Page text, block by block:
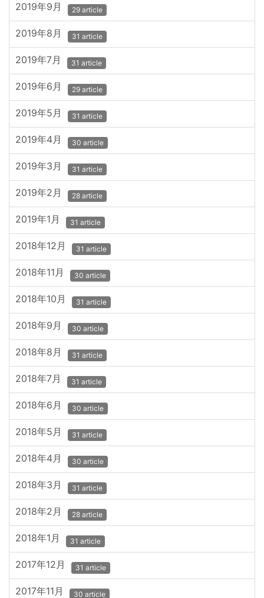
2019年9月 29 article
2019年8月 31 article
2019年7月 31 article
2019年6月 29 article
2019年5月 31 article
2019年4月 30 article
2019年3月 31 article
2019年2月 28 article
2019年1月 31 article
2018年12月 31 article
2018年11月 30 article
2018年10月 31 article
2018年9月 30 article
2018年8月 31 article
2018年7月 31 article
2018年6月 30 article
2018年5月 31 article
2018年4月 30 article
2018年3月 31 article
2018年2月 28 article
2018年1月 31 article
2017年12月 31 article
2017年11月 30 article